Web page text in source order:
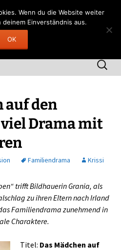
fremde Hand träumen"
Suchen
nach:
auf den
Drama mit
Familiendrama Krissi
trifft Bildhauerin Grania, als
zu ihren Eltern nach Irland
Familiendrama zunehmend in
Charaktere.
Titel: Das Mädchen auf
Wenn du die Website weiter
Einverständnis aus.
OK